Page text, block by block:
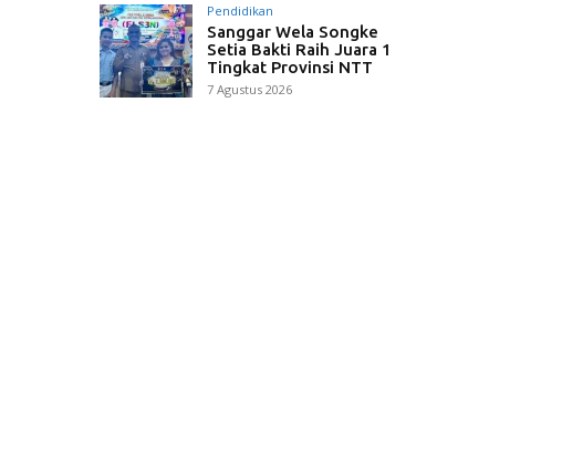
Pendidikan
Sanggar Wela Songke
Setia Bakti Raih Juara 1
Tingkat Provinsi NTT
7 Agustus 2026